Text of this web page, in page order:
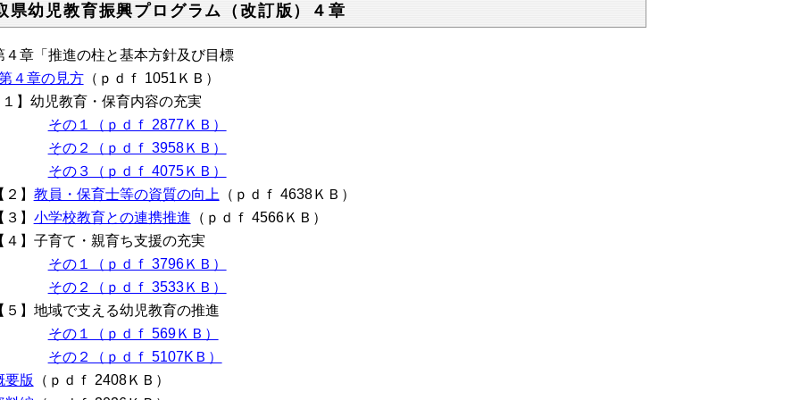
県幼児教育振興プログラム（改訂版）４章
４章「推進の柱と基本方針及び目標
４章の見方（ｐｄｆ 1051ＫＢ）
】幼児教育・保育内容の充実
その１（ｐｄｆ 2877ＫＢ）
その２（ｐｄｆ 3958ＫＢ）
その３（ｐｄｆ 4075ＫＢ）
】 教員・保育士等の資質の向上 （ｐｄｆ 4638ＫＢ）
】 小学校教育との連携推進 （ｐｄｆ 4566ＫＢ）
】子育て・親育ち支援の充実
その１（ｐｄｆ 3796ＫＢ）
その２（ｐｄｆ 3533ＫＢ）
】地域で支える幼児教育の推進
その１（ｐｄｆ 569ＫＢ）
その２（ｐｄｆ 5107KＢ）
要版 （ｐｄｆ 2408ＫＢ）